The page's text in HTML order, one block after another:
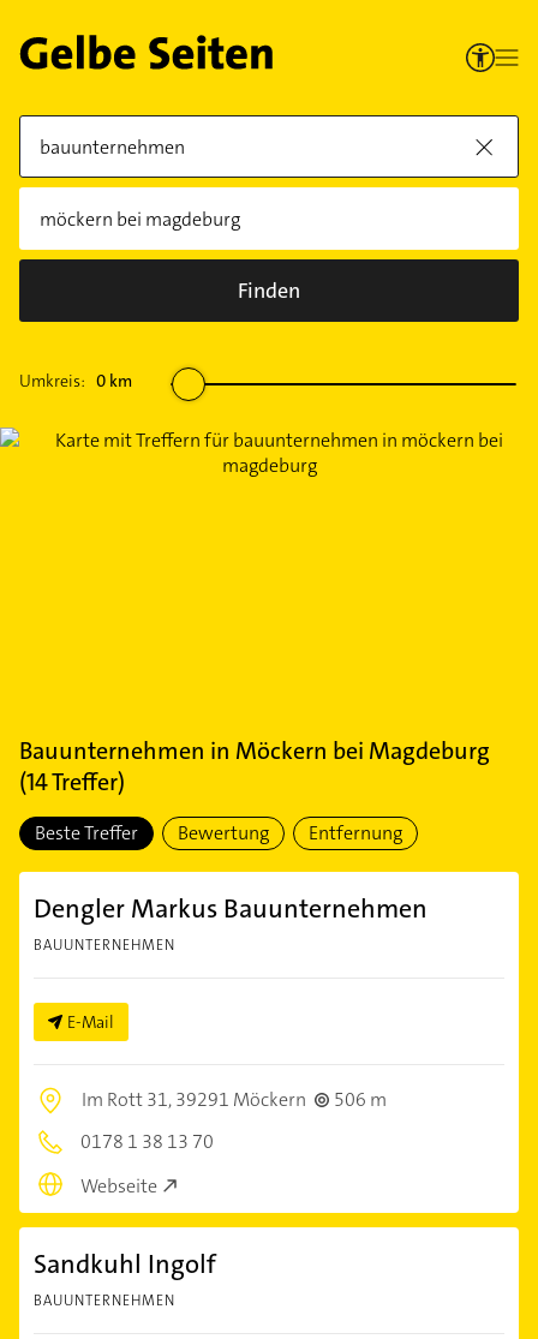
Finden
Umkreis: 0 km
Bauunternehmen in Möckern bei Magdeburg
(14Treffer)
Beste Treffer Bewertung Entfernung
Dengler Markus Bauunternehmen
BAUUNTERNEHMEN
E-Mail
Im Rott 31,39291 Möckern
506 m
0178 1 38 13 70
Webseite
Sandkuhl Ingolf
BAUUNTERNEHMEN